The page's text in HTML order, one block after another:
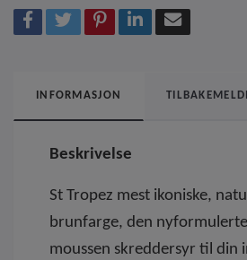
INFORMASJON
Beskrivelse
St Tropez mest ikoniske,
brunfarge, den
moussen skreddersyr til din